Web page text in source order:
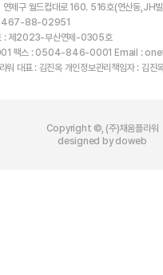
연제구 월드컵대로 160. 516호(연산동,JH
: 467-88-02951
: 제2023-부산연제-0305호
팩스 : 0504-846-0001 Email :
워 대표 : 김진옥 개인정보관리책임자 : 김진
Copyright ©, (주)채움플라워
designed by doweb